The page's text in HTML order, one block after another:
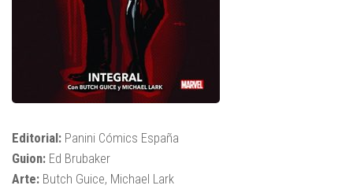
Editorial: Panini Cómics España
Guion: Ed Brubaker
Arte: Butch Guice, Michael Lark